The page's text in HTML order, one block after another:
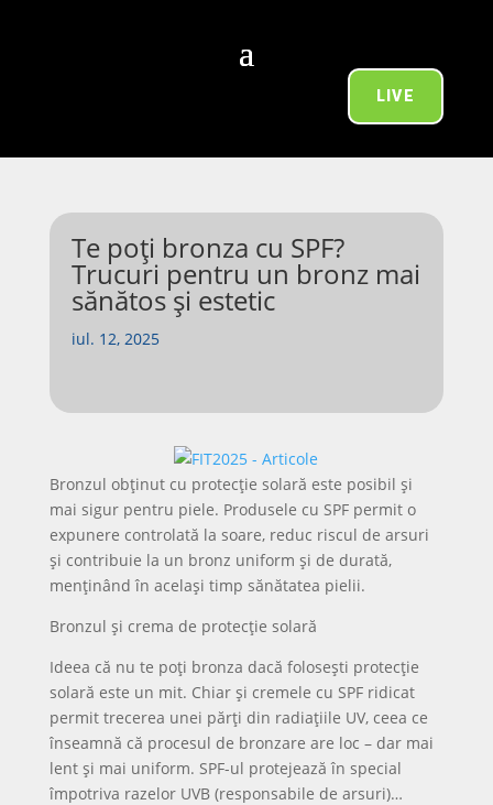
LIVE
Te poți bronza cu SPF?
Trucuri pentru un bronz mai
sănătos și estetic
iul. 12, 2025
Bronzul obținut cu protecție solară este posibil și
mai sigur pentru piele. Produsele cu SPF permit o
expunere controlată la soare, reduc riscul de arsuri
și contribuie la un bronz uniform și de durată,
menținând în același timp sănătatea pielii.
Bronzul și crema de protecție solară
Ideea că nu te poți bronza dacă folosești protecție
solară este un mit. Chiar și cremele cu SPF ridicat
permit trecerea unei părți din radiațiile UV, ceea ce
înseamnă că procesul de bronzare are loc – dar mai
lent și mai uniform. SPF-ul protejează în special
împotriva razelor UVB (responsabile de arsuri)…